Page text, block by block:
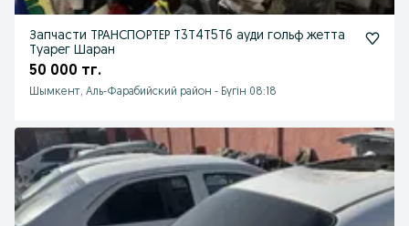
Запчасти ТРАНСПОРТЕР Т3Т4Т5Т6 ауди гольф жетта
Туарег Шаран
50 000 тг.
Шымкент, Аль-Фарабийский район - Бүгін 08:18